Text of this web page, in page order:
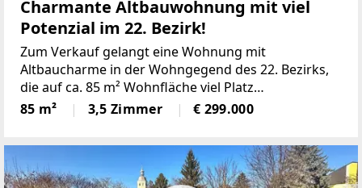
Charmante Altbauwohnung mit viel
Potenzial im 22. Bezirk!
Zum Verkauf gelangt eine Wohnung mit
Altbaucharme in der Wohngegend des 22. Bezirks,
die auf ca. 85 m² Wohnfläche viel Platz
bietet.Raumaufteilung:- geräumiger Vorraum- Bad
mit Wanne und Waschmaschinenanschluss-
85 m² 3,5 Zimmer € 299.000